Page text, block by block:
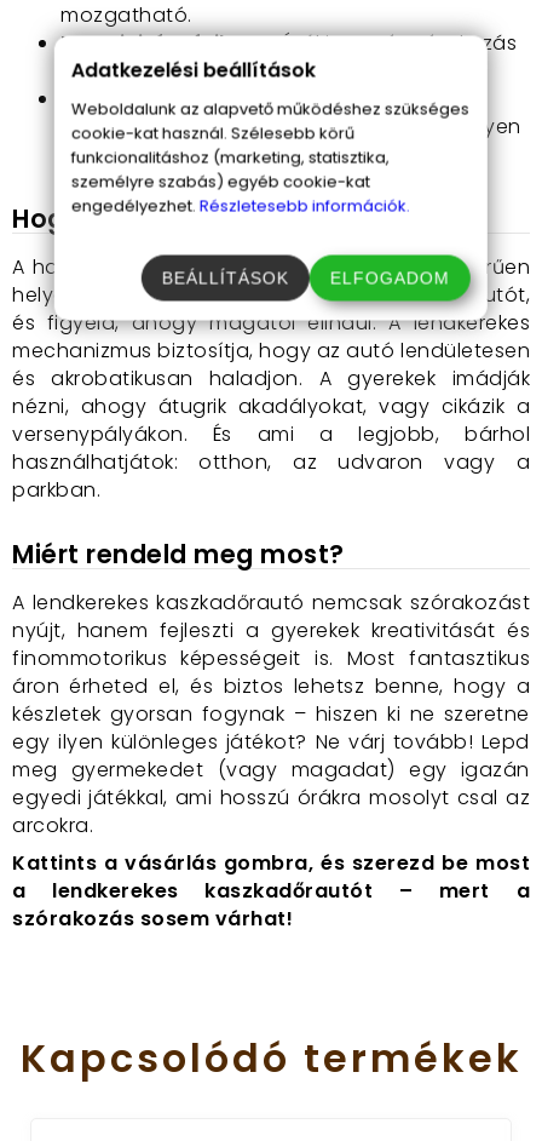
mozgatható.
Kreativitást fejleszt: Órákig tartó szórakozás
és képzelőerő-fejlesztés.
Ajándéknak is tökéletes: Szuper választás
születésnapokra, karácsonyra vagy bármilyen
különleges alkalomra.
Hogyan használd?
A használata gyerekjáték – szó szerint! Egyszerűen
helyezd egy sima felületre, húzd hátra a kisautót,
és figyeld, ahogy magától elindul. A lendkerekes
mechanizmus biztosítja, hogy az autó lendületesen
és akrobatikusan haladjon. A gyerekek imádják
nézni, ahogy átugrik akadályokat, vagy cikázik a
versenypályákon. És ami a legjobb, bárhol
használhatjátok: otthon, az udvaron vagy a
parkban.
Miért rendeld meg most?
A lendkerekes kaszkadőrautó nemcsak szórakozást
nyújt, hanem fejleszti a gyerekek kreativitását és
finommotorikus képességeit is. Most fantasztikus
áron érheted el, és biztos lehetsz benne, hogy a
készletek gyorsan fogynak – hiszen ki ne szeretne
egy ilyen különleges játékot? Ne várj tovább! Lepd
meg gyermekedet (vagy magadat) egy igazán
egyedi játékkal, ami hosszú órákra mosolyt csal az
arcokra.
Kattints a vásárlás gombra, és szerezd be most
a lendkerekes kaszkadőrautót – mert a
szórakozás sosem várhat!
Kapcsolódó termékek
Adatkezelési beállítások
Weboldalunk az alapvető működéshez szükséges
cookie-kat használ. Szélesebb körű
funkcionalitáshoz (marketing, statisztika,
személyre szabás) egyéb cookie-kat
engedélyezhet. Részletesebb információk.
BEÁLLÍTÁSOK ELFOGADOM